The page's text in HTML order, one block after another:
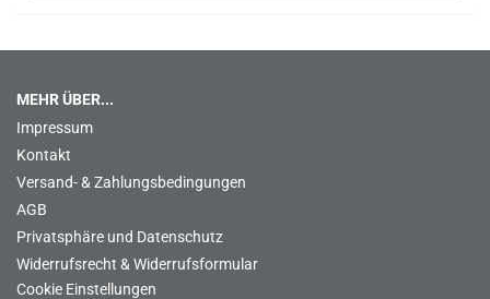
MEHR ÜBER...
Impressum
Kontakt
Versand- & Zahlungsbedingungen
AGB
Privatsphäre und Datenschutz
Widerrufsrecht & Widerrufsformular
Cookie Einstellungen